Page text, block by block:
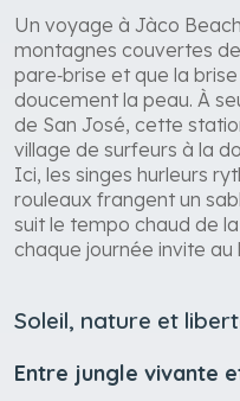
Un voyage à Jàco
montagnes couvertes
pare‑brise et que la
doucement la peau. À
de San José, cette
village de surfeurs à la
Ici, les singes hurleurs
rouleaux frangent un
suit le tempo chaud de
chaque journée invite au
Soleil, nature et
Entre jungle vivante